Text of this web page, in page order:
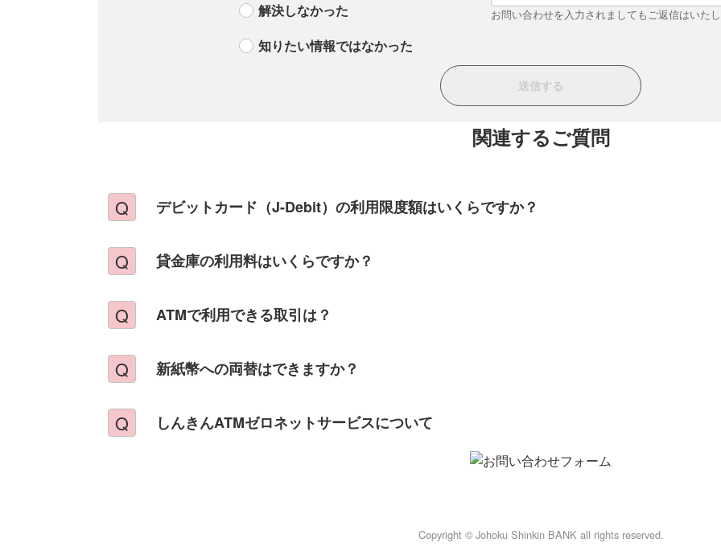
解決しなかった
知りたい情報ではなかった
お問い合わせを入力されましてもご返信はいた
関連するご質問
デビットカード（J-Debit）の利用限度額はいくらですか？
貸金庫の利用料はいくらですか？
ATMで利用できる取引は？
新紙幣への両替はできますか？
しんきんATMゼロネットサービスについて
Copyright © Johoku Shinkin BANK all rights reserved.